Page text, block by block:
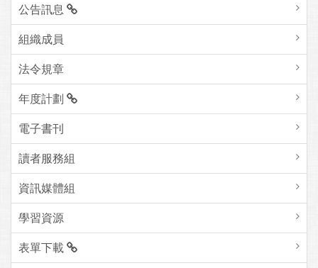
公告訊息
組織成員
法令規章
年度計劃
電子書刊
讀者服務組
資訊媒體組
學習資源
表單下載